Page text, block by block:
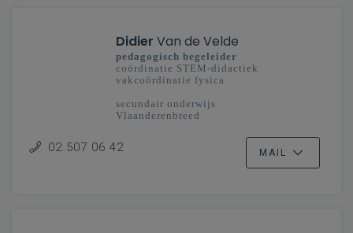
Didier Van de Velde
pedagogisch begeleider
coördinatie STEM-didactiek
vakcoördinatie fysica
secundair onderwijs
Vlaanderenbreed
02 507 06 42 MAIL